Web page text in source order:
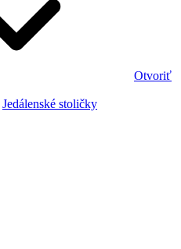
Otvoriť
Jedálenské stoličky